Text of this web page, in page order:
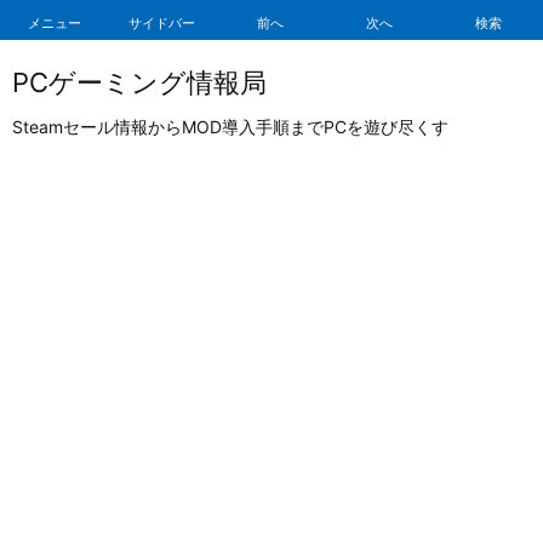
メニュー サイドバー 前へ 次へ 検索
PCゲーミング情報局
Steamセール情報からMOD導入手順までPCを遊び尽くす